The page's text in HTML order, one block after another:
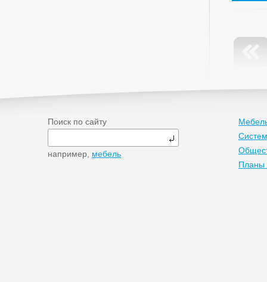
Поиск по сайту
например, мебель
Планы